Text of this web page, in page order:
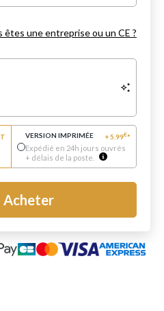
êtes une entreprise ou un CE ?
VERSION IMPRIMÉE +5.99€*
Expédié en 24h jours ouvrés
+ délais de la poste.